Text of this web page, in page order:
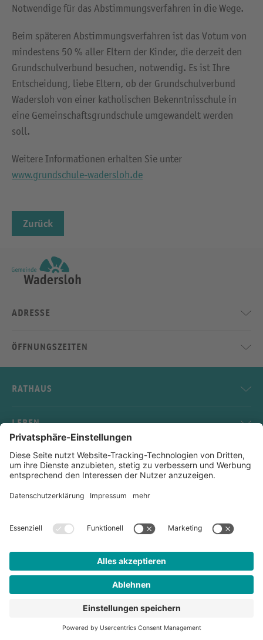
Notwendige für das Abstimmungsverfahren in die Wege.
Beim späteren Abstimmungsverfahren ist das Votum von
mindestens 50 % aller Eltern der Kinder, die derzeit den
Grundschulverbund besuchen, notwendig. Es ist Ihre
Entscheidung, liebe Eltern, ob der Grundschulverbund
Wadersloh von einer katholischen Bekenntnisschule in
eine Gemeinschaftsgrundschule umgewandelt werden
soll.
Weitere Informationen erhalten Sie unter
www.grundschule-wadersloh.de
Zurück
ADRESSE
ÖFFNUNGSZEITEN
RATHAUS
LEBEN
SERVICE
KONTAKT